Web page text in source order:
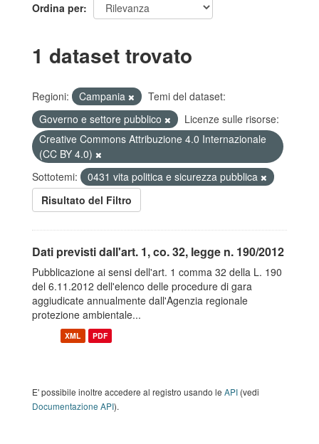
Ordina per
1 dataset trovato
Regioni: Campania
Temi del dataset:
Governo e settore pubblico
Licenze sulle risorse:
Creative Commons Attribuzione 4.0 Internazionale
(CC BY 4.0)
Sottotemi:
0431 vita politica e sicurezza pubblica
Risultato del Filtro
Dati previsti dall'art. 1, co. 32, legge n. 190/2012
Pubblicazione ai sensi dell'art. 1 comma 32 della L. 190
del 6.11.2012 dell'elenco delle procedure di gara
aggiudicate annualmente dall'Agenzia regionale
protezione ambientale...
XML PDF
E' possibile inoltre accedere al registro usando le API (vedi
Documentazione API).